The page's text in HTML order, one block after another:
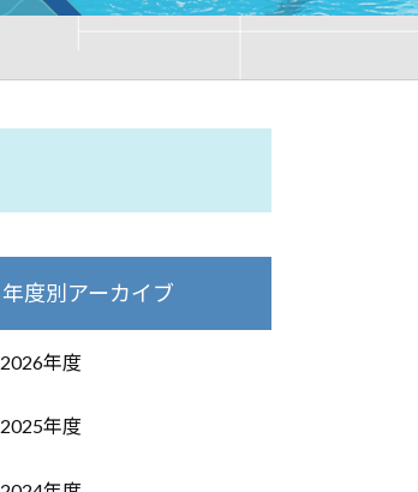
年度別アーカイブ
2026年度
2025年度